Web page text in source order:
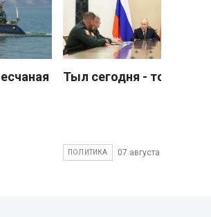
Тыл сегодня - тоже
ПОЛИТИКА 07 августа 2026